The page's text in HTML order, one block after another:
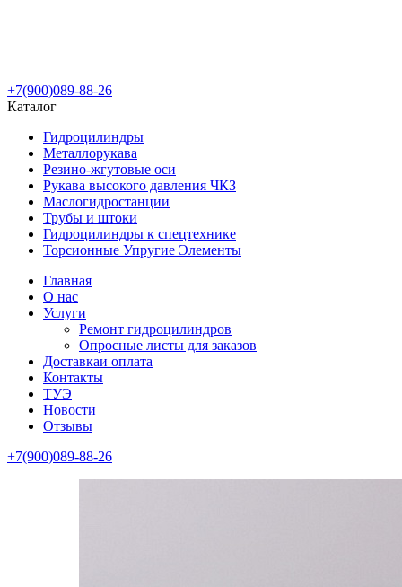
+7(900)089-88-26
Каталог
Гидроцилиндры
Металлорукава
Резино-жгутовые оси
Рукава высокого давления ЧКЗ
Маслогидростанции
Трубы и штоки
Гидроцилиндры к спецтехнике
Торсионные Упругие Элементы
Главная
О нас
Услуги
Ремонт гидроцилиндров
Опросные листы для заказов
Доставкаи оплата
Контакты
ТУЭ
Новости
Отзывы
+7(900)089-88-26